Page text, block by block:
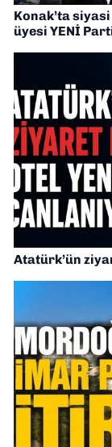
Konak’ta
üyesi YENİ
Atatürk’ün